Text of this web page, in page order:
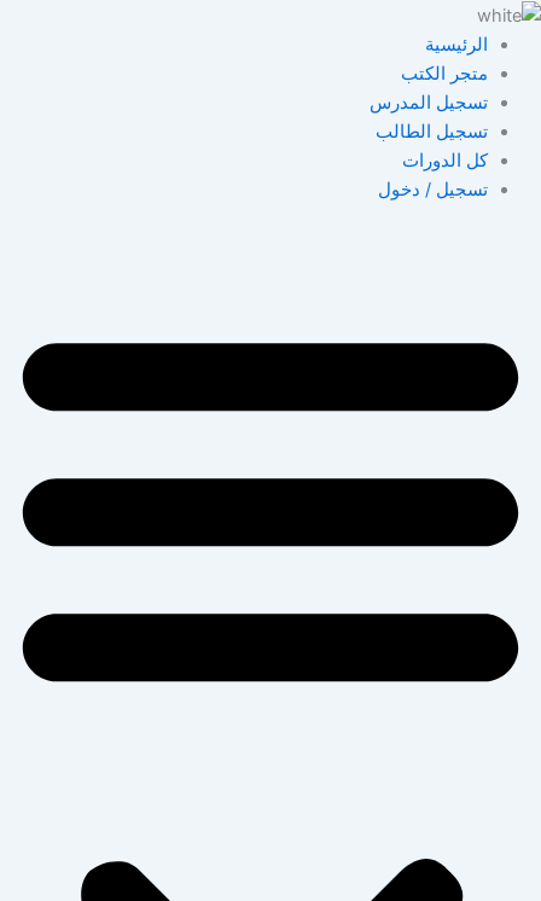
تخطي
المحتوى
الرئيسية
متجر الكتب
تسجيل المدرس
تسجيل الطالب
كل الدورات
تسجيل / دخول